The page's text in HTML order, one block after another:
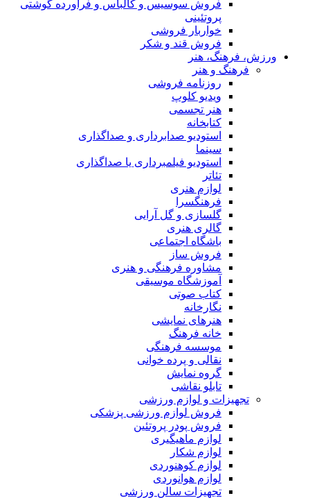
فروش سوسیس و کالباس و فرآورده گوشتی
پروتئینی
خواربار فروشی
فروش قند و شکر
ورزش، فرهنگ، هنر
فرهنگ و هنر
روزنامه فروشی
ویدیو کلوپ
هنر تجسمی
کتابخانه
استودیو صدابرداری و صداگذاری
سینما
استودیو فیلمبرداری یا صداگذاری
تئاتر
لوازم هنری
فرهنگسرا
گلسازی و گل آرایی
گالری هنری
باشگاه اجتماعی
فروش ساز
مشاوره فرهنگی و هنری
آموزشگاه موسیقی
کتاب صوتی
نگارخانه
هنرهای نمایشی
خانه فرهنگ
موسسه فرهنگی
نقالی و پرده خوانی
گروه نمایش
تابلو نقاشی
تجهیزات و لوازم ورزشی
فروش لوازم ورزشی پزشکی
فروش پودر پروتئین
لوازم ماهیگیری
لوازم شکار
لوازم کوهنوردی
لوازم هوانوردی
تجهیزات سالن ورزشی